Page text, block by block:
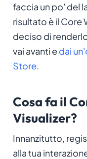
faccia un po' del
risultato è il Core
deciso di
vai avanti e dai
Store.
Cosa fa il
Visualizer?
Innanzitutto,
alla tua